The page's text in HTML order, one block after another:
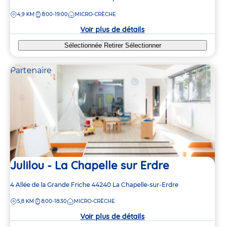
la
DISTANCE
4,9 KM 8:00-19:00 MICRO-CRÈCHE
Voir plus de détails
Sélectionnée Retirer Sélectionner
Partenaire
Julilou - La Chapelle sur Erdre
Adresse
la
4 Allée de la Grande Friche 44240 La Chapelle-sur-Erdre
DISTANCE
5,8 KM 8:00-18:30 MICRO-CRÈCHE
Voir plus de détails
4
4
2
3
4
4
2
3